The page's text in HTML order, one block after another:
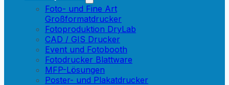
Foto- und Fine Art
Großformatdrucker
Fotoproduktion DryLab
CAD / GIS Drucker
Event und Fotobooth
Fotodrucker Blattware
MFP-Lösungen
Poster- und Plakatdrucker